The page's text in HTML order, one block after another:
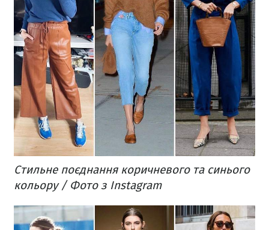
Стильне поєднання коричневого та синього
кольору / Фото з Instagram